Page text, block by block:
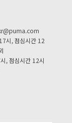
시, 점심시간 12
, 점심시간 12시